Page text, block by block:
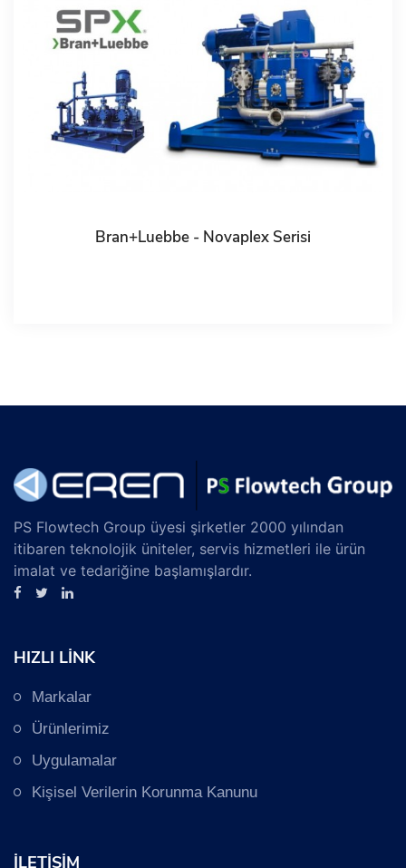
Bran+Luebbe - Novaplex Serisi
PS Flowtech Group üyesi şirketler 2000 yılından
itibaren teknolojik üniteler, servis hizmetleri ile ürün
imalat ve tedariğine başlamışlardır.
HIZLI LİNK
Markalar
Ürünlerimiz
Uygulamalar
Kişisel Verilerin Korunma Kanunu
İLETİŞİM